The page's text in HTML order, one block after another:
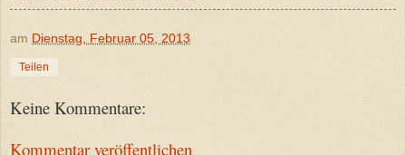
am Dienstag, Februar 05, 2013
Teilen
Keine Kommentare:
Kommentar veröffentlichen